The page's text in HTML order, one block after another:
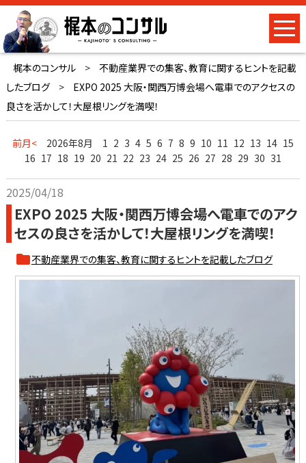
梶本のコンサル >
不動産業界での集客、教育に関するヒントを記載
したブログ
>
EXPO 2025 大阪・関西万博会場へ電車でのアクセスの
良さを活かして！大屋根リングを満喫！
前月< 2026年8月 1 2 3 4 5 6 7 8 9 10 11 12 13 14 15
16 17 18 19 20 21 22 23 24 25 26 27 28 29 30 31
2025/04/18
EXPO 2025 大阪・関西万博会場へ電車でのアク
セスの良さを活かして！大屋根リングを満喫！
不動産業界での集客、教育に関するヒントを記載したブログ